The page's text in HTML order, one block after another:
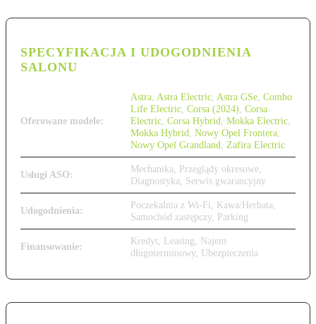
SPECYFIKACJA I UDOGODNIENIA
SALONU
Oferowane modele:
Astra Astra Electric Astra GSe Combo
Life Electric Corsa (2024) Corsa
Electric Corsa Hybrid Mokka Electric
Mokka Hybrid Nowy Opel Frontera
Nowy Opel Grandland
Zafira Electric
Usługi ASO:
Mechanika, Przeglądy okresowe,
Diagnostyka, Serwis gwarancyjny
Udogodnienia:
Poczekalnia z Wi-Fi, Kawa/Herbata,
Samochód zastępczy, Parking
Finansowanie:
Kredyt, Leasing, Najem
długoterminowy, Ubezpieczenia